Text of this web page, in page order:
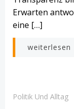
Erwarten
eine […]
weiterlesen
Politik Und Alltag